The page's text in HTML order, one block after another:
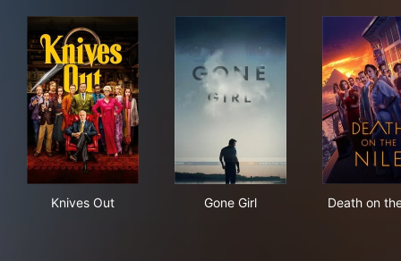
Knives Out Gone Girl Death on